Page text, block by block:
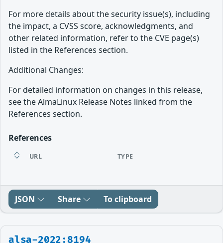
For more details about the security issue(s), including
the impact, a CVSS score, acknowledgments, and
other related information, refer to the CVE page(s)
listed in the References section.
Additional Changes:
For detailed information on changes in this release,
see the AlmaLinux Release Notes linked from the
References section.
References
URL TYPE
JSON Share To clipboard
alsa-2022:8194